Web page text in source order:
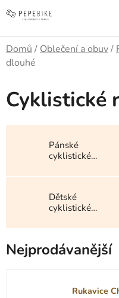
na
Domů / Oblečení a obuv/
dlouhé
Cyklistické
Pánské
cyklistické
Dětské
cyklistické
Nejprodávanější
Rukavice